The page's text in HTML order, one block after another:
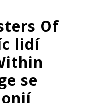
Of
lidí
se